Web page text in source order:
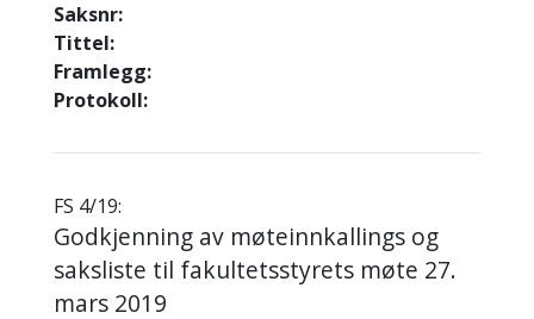
Saksnr:
Tittel:
Framlegg:
Protokoll:
FS 4/19:
Godkjenning av møteinnkallings og
saksliste til fakultetsstyrets møte 27.
mars 2019